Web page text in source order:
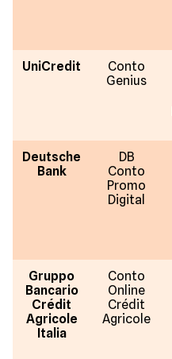
UniCredit
Conto
Genius
Deutsche
Bank
DB
Conto
Promo
Digital
Gruppo
Bancario
Crédit
Agricole
Italia
Conto
Online
Crédit
Agricole